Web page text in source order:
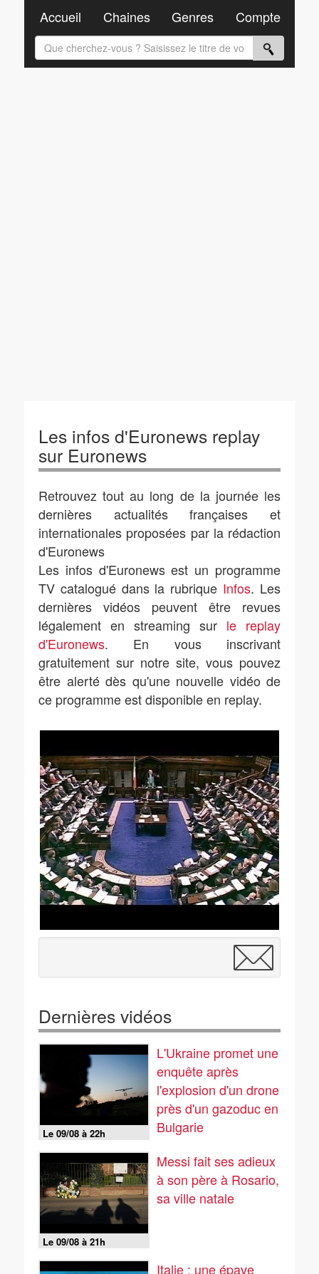
Les infos d'Euronews replay
sur Euronews
Retrouvez tout au long de la journée les
dernières actualités françaises et
internationales proposées par la rédaction
d'Euronews
Les infos d'Euronews est un programme
TV catalogué dans la rubrique Infos. Les
dernières vidéos peuvent être revues
légalement en streaming sur le replay
d'Euronews. En vous inscrivant
gratuitement sur notre site, vous pouvez
être alerté dès qu'une nouvelle vidéo de
ce programme est disponible en replay.
Dernières vidéos
Le 09/08 à 22h
L'Ukraine promet une
enquête après
l'explosion d'un drone
près d'un gazoduc en
Bulgarie
Le 09/08 à 21h
Messi fait ses adieux
à son père à Rosario,
sa ville natale
Italie : une épave
Accueil Chaines Genres Compte